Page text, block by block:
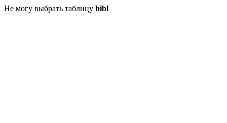
Не могу выбрать таблицу bibl